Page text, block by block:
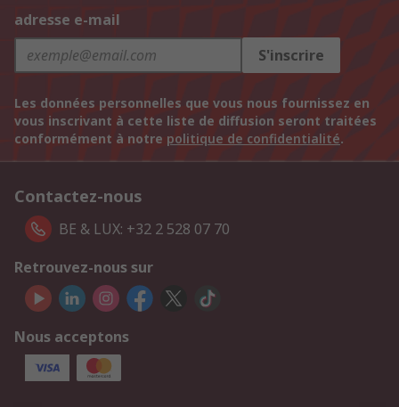
adresse e-mail
S'inscrire
Les données personnelles que vous nous fournissez en
vous inscrivant à cette liste de diffusion seront traitées
conformément à notre politique de confidentialité.
Contactez-nous
BE & LUX: +32 2 528 07 70
Retrouvez-nous sur
Nous acceptons